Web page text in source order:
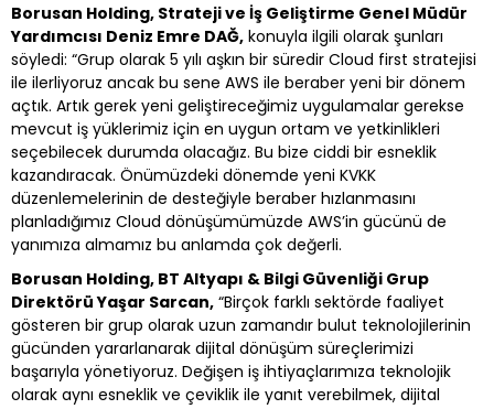
Borusan Holding, Strateji ve İş Geliştirme Genel Müdür
Yardımcısı Deniz Emre DAĞ, konuyla ilgili olarak şunları
söyledi: “Grup olarak 5 yılı aşkın bir süredir Cloud first stratejisi
ile ilerliyoruz ancak bu sene AWS ile beraber yeni bir dönem
açtık. Artık gerek yeni geliştireceğimiz uygulamalar gerekse
mevcut iş yüklerimiz için en uygun ortam ve yetkinlikleri
seçebilecek durumda olacağız. Bu bize ciddi bir esneklik
kazandıracak. Önümüzdeki dönemde yeni KVKK
düzenlemelerinin de desteğiyle beraber hızlanmasını
planladığımız Cloud dönüşümümüzde AWS’in gücünü de
yanımıza almamız bu anlamda çok değerli.
Borusan Holding, BT Altyapı & Bilgi Güvenliği Grup
Direktörü Yaşar Sarcan, “Birçok farklı sektörde faaliyet
gösteren bir grup olarak uzun zamandır bulut teknolojilerinin
gücünden yararlanarak dijital dönüşüm süreçlerimizi
başarıyla yönetiyoruz. Değişen iş ihtiyaçlarımıza teknolojik
olarak aynı esneklik ve çeviklik ile yanıt verebilmek, dijital